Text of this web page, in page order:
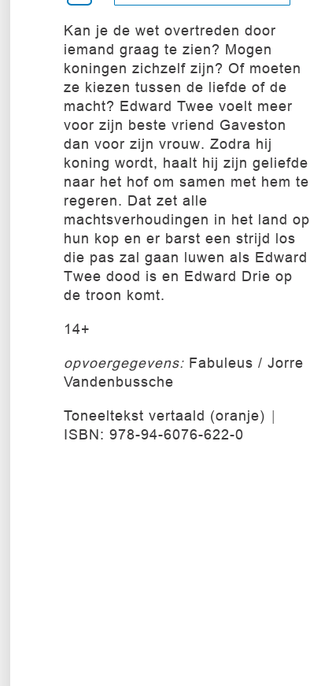
Kan je de wet overtreden door
iemand graag te zien? Mogen
koningen zichzelf zijn? Of moeten
ze kiezen tussen de liefde of de
macht? Edward Twee voelt meer
voor zijn beste vriend Gaveston
dan voor zijn vrouw. Zodra hij
koning wordt, haalt hij zijn geliefde
naar het hof om samen met hem te
regeren. Dat zet alle
machtsverhoudingen in het land op
hun kop en er barst een strijd los
die pas zal gaan luwen als Edward
Twee dood is en Edward Drie op
de troon komt.
14+
opvoergegevens:Fabuleus / Jorre
Vandenbussche
Toneeltekst vertaald (oranje)
ISBN: 978-94-6076-622-0